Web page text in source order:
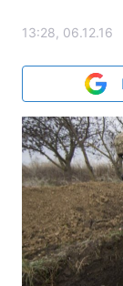
13:28, 06.12.16